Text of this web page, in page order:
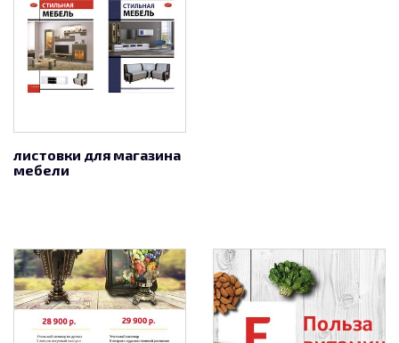
листовки для магазина
мебели